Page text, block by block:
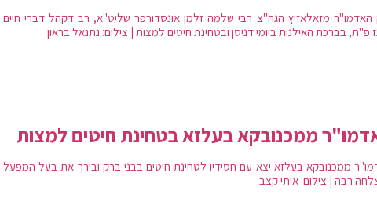
האדמו"ר מזאלאזיץ הגה"צ רבי שלמה זלמן אונסדורפר שליט"א, רב דקהל דברי חיים
פ"ת, בברכת האילנות ביומי דניסן ובטחינת חיטים למצות | צילום: נתנאל בראון
ממכנובקא בעלזא בטחינת חיטים למצות
ממכנובקא בעלזא יצא עם חסידיו לטחינת חיטים בבני ברק ובירך את בעל המפעל
רבה | צילום: איתי קצב